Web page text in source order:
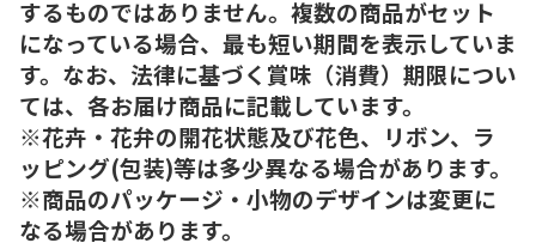
するものではありません。複数の商品がセット
になっている場合、最も短い期間を表示していま
す。なお、法律に基づく賞味（消費）期限につい
ては、各お届け商品に記載しています。
※花卉・花弁の開花状態及び花色、リボン、ラ
ッピング(包装)等は多少異なる場合があります。
※商品のパッケージ・小物のデザインは変更に
なる場合があります。